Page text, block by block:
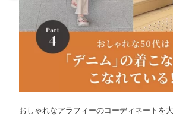
おしゃれなアラフィーのコーディネートを大